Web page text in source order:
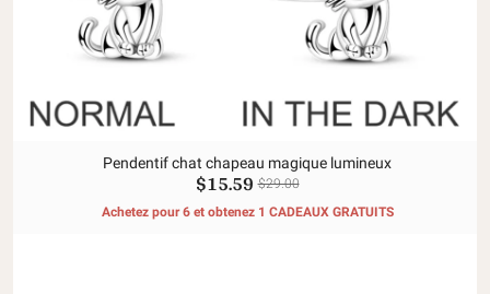
Pendentif chat chapeau magique lumineux
$15.59 $29.00
Achetez pour 6 et obtenez 1 CADEAUX GRATUITS